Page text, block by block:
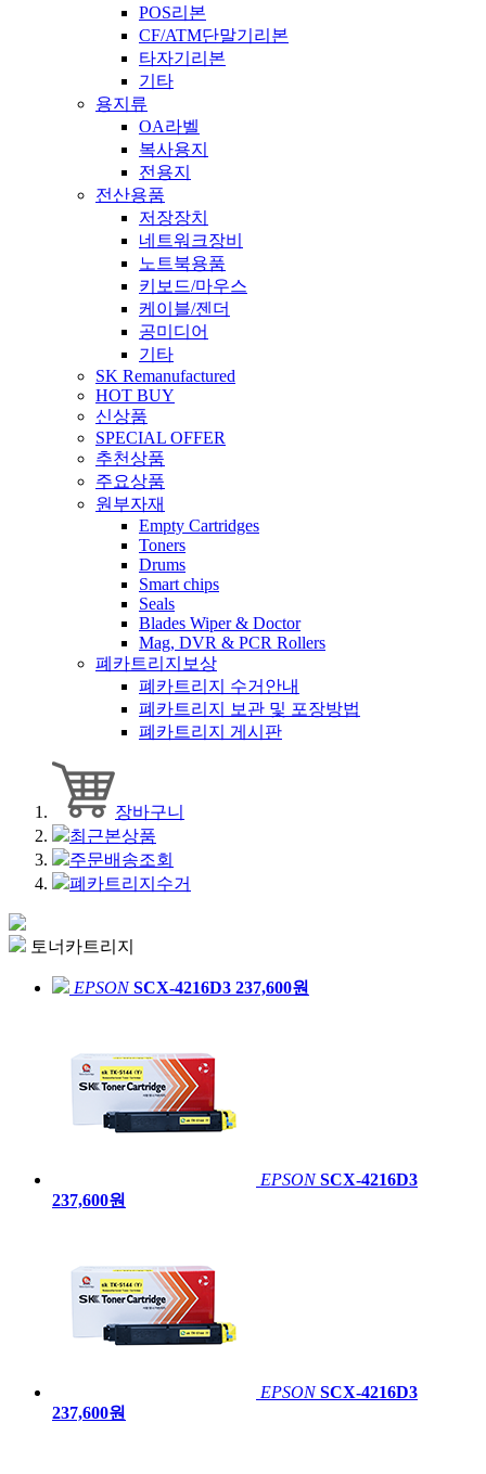
POS리본
CF/ATM단말기리본
타자기리본
기타
용지류
OA라벨
복사용지
전용지
전산용품
저장장치
네트워크장비
노트북용품
키보드/마우스
케이블/젠더
공미디어
기타
SK Remanufactured
HOT BUY
신상품
SPECIAL OFFER
추천상품
주요상품
원부자재
Empty Cartridges
Toners
Drums
Smart chips
Seals
Blades Wiper & Doctor
Mag, DVR & PCR Rollers
폐카트리지보상
폐카트리지 수거안내
폐카트리지 보관 및 포장방법
폐카트리지 게시판
장바구니
최근본상품
주문배송조회
폐카트리지수거
토너카트리지
EPSON SCX-4216D3 237,600원
EPSON SCX-4216D3
237,600원
EPSON SCX-4216D3
237,600원